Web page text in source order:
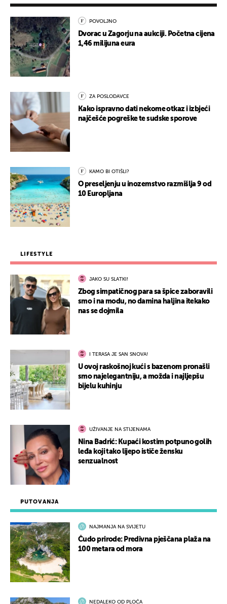
PUTOVANJA
NAJMANJA NA SVIJETU
Čudo prirode: Predivna pješčana plaža na
100 metara od mora
NEDALEKO OD PLOČA
POVOLJNO
Dvorac u Zagorju na aukciji. Početna cijena
1,46 milijuna eura
ZA POSLODAVCE
Kako ispravno dati nekome otkaz i izbjeći
najčešće pogreške te sudske sporove
KAMO BI OTIŠLI?
O preseljenju u inozemstvo razmišlja 9 od
10 Europljana
LIFESTYLE
JAKO SU SLATKI!
Zbog simpatičnog para sa špice zaboravili
smo i na modu, no damina haljina itekako
nas se dojmila
I TERASA JE SAN SNOVA!
U ovoj raskošnoj kući s bazenom pronašli
smo najelegantniju, a možda i najljepšu
bijelu kuhinju
UŽIVANJE NA STIJENAMA
Nina Badrić: Kupaći kostim potpuno golih
leđa koji tako lijepo ističe žensku
senzualnost